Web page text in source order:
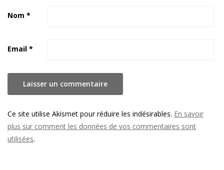
Nom *
Email *
Ce site utilise Akismet pour réduire les indésirables. En savoir
plus sur comment les données de vos commentaires sont
utilisées.